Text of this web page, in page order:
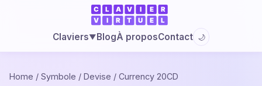
Claviers▼BlogÀ proposContact 🌙
Home / Symbole / Devise / Currency 20CD